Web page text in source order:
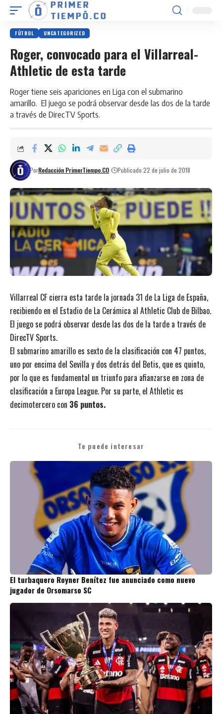
FÚTBOL UNCATEGORIZED
Roger, convocado para el Villarreal-
Athletic de esta tarde
Roger tiene seis apariciones en Liga con el submarino
amarillo. El juego se podrá observar desde las dos de la tarde
a través de DirecTV Sports.
PorRedacción PrimerTiempo.CO Publicado 22 de julio de 2018
Villarreal CF cierra esta tarde la jornada 31 de La Liga de España,
recibiendo en el Estadio de La Cerámica al Athletic Club de Bilbao.
El juego se podrá observar desde las dos de la tarde a través de
DirecTV Sports.
El submarino amarillo es sexto de la clasificación con 47 puntos,
uno por encima del Sevilla y dos detrás del Betis, que es quinto,
por lo que es fundamental un triunfo para afianzarse en zona de
clasificación a Europa League. Por su parte, el Athletic es
decimotercero con 36 puntos.
Te puede interesar
El turbaquero Royner Benítez fue anunciado como nuevo
jugador de Orsomarso SC